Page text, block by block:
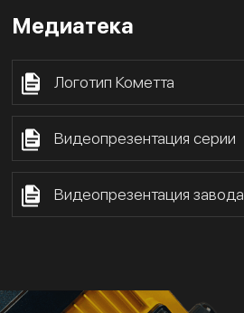
Медиатека
Логотип Кометта
Видеопрезентация серии
Видеопрезентация завода